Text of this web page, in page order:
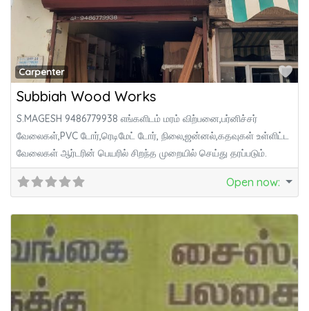
Carpenter
Subbiah Wood Works
S.MAGESH 9486779938 எங்களிடம் மரம் விற்பனை,பர்னிச்சர்
வேலைகள்,PVC டோர்,ரெடிமேட் டோர், நிலை,ஜன்னல்,கதவுகள் உள்ளிட்ட
வேலைகள் ஆர்டரின் பெயரில் சிறந்த முறையில் செய்து தரப்படும்.
Open now: